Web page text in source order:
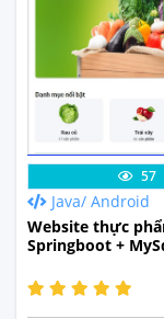
Lưu code
57
Java/ Android
Website thực
Springboot +